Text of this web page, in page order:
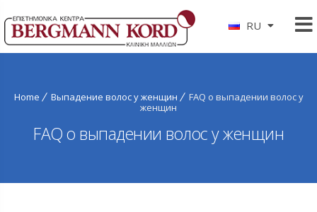
RU
Home Выпадение волос у женщин
FAQ о выпадении волос у
женщин
FAQ о выпадении волос у женщин